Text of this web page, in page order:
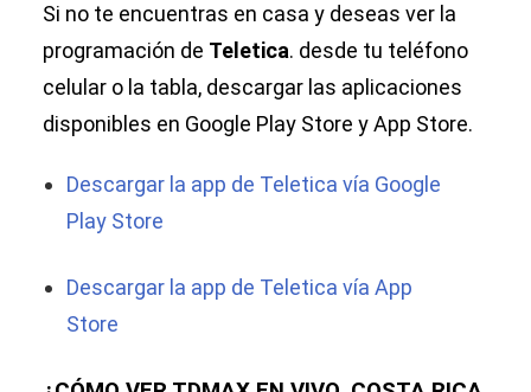
Si no te encuentras en casa y deseas ver la
programación de Teletica. desde tu teléfono
celular o la tabla, descargar las aplicaciones
disponibles en Google Play Store y App Store.
Descargar la app de Teletica vía Google
Play Store
Descargar la app de Teletica vía App
Store